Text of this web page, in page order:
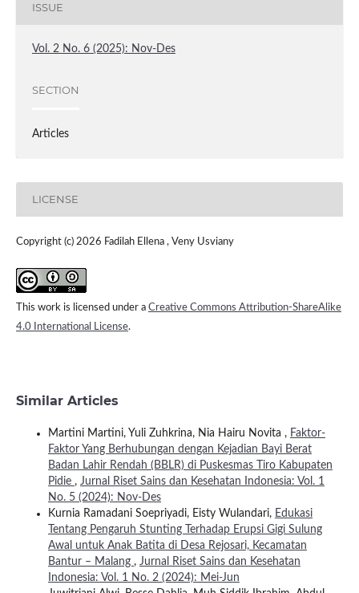
ISSUE
Vol. 2 No. 6 (2025): Nov-Des
SECTION
Articles
LICENSE
Copyright (c) 2026 Fadilah Ellena , Veny Usviany
This work is licensed under a Creative Commons Attribution-ShareAlike
4.0 International License.
Similar Articles
Martini Martini, Yuli Zuhkrina, Nia Hairu Novita , Faktor-
Faktor Yang Berhubungan dengan Kejadian Bayi Berat
Badan Lahir Rendah (BBLR) di Puskesmas Tiro Kabupaten
Pidie , Jurnal Riset Sains dan Kesehatan Indonesia: Vol. 1
No. 5 (2024): Nov-Des
Kurnia Ramadani Soepriyadi, Eisty Wulandari, Edukasi
Tentang Pengaruh Stunting Terhadap Erupsi Gigi Sulung
Awal untuk Anak Batita di Desa Rejosari, Kecamatan
Bantur – Malang , Jurnal Riset Sains dan Kesehatan
Indonesia: Vol. 1 No. 2 (2024): Mei-Jun